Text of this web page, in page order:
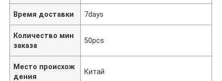
Время доставки 7days
Количество мин
заказа
50pcs
Место происхож
дения
Китай